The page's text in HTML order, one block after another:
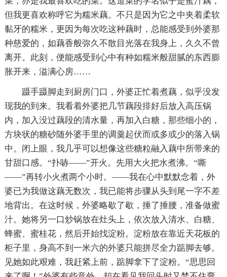
但我更喜欢称呼它为糯米藕。不只是因为它之中夹着柔软
黏牙的糯米，更因为每次吃这种藕时，总能感受到外婆那
种慈爱的，如藕香般弥久不散目光落在我身上，久久不曾
离开。此刻，便能感受到心中有种如糯米般甜腻的东西膨
胀开来，溢满心房……
蹑手蹑脚走到厨房门口，外婆正忙着煮藕，似乎没发
现我的到来。我看着外婆把几节藕段排好后放入高压锅
内，加入没过藕段的清水量，再加入白糖，那些细小的，
方块状的糖砂随外婆手里的调羹起伏而或多或少的落入锅
中。闭上眼，我几乎可以想像这些糖粒融入藕中所带来的
甘甜口感。“扑哧——”开火。先用大火把水煮沸。“嘶
——”再转小火煮两个小时。——我在心中默默念着，外
婆已为我做这藕无数次，我已能将步骤从头到尾一字不差
地背出。在这时候，外婆略歇了歇，捶了捶腰，准备做蜜
汁。她将另一口炒锅放在灶头上，依次放入清水、白糖、
蜂蜜、蜜桂花，然后开始找淀粉。淀粉放在靠近天花板的
柜子里，身高不到一米六的外婆只能拼尽全力踮脚去够。
见她如此艰难，我赶紧上前，踮脚拿下了淀粉。“思思回